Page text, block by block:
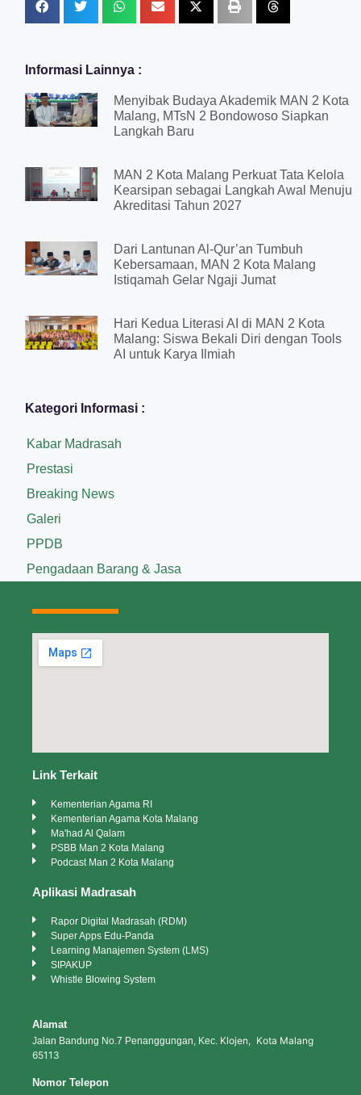
Informasi Lainnya :
Menyibak Budaya Akademik MAN 2 Kota
Malang, MTsN 2 Bondowoso Siapkan
Langkah Baru
MAN 2 Kota Malang Perkuat Tata Kelola
Kearsipan sebagai Langkah Awal Menuju
Akreditasi Tahun 2027
Dari Lantunan Al-Qur’an Tumbuh
Kebersamaan, MAN 2 Kota Malang
Istiqamah Gelar Ngaji Jumat
Hari Kedua Literasi AI di MAN 2 Kota
Malang: Siswa Bekali Diri dengan Tools
AI untuk Karya Ilmiah
Kategori Informasi :
Kabar Madrasah
Prestasi
Breaking News
Galeri
PPDB
Pengadaan Barang & Jasa
Link Terkait
Kementerian Agama RI
Kementerian Agama Kota Malang
Ma'had Al Qalam
PSBB Man 2 Kota Malang
Podcast Man 2 Kota Malang
Aplikasi Madrasah
Rapor Digital Madrasah (RDM)
Super Apps Edu-Panda
Learning Manajemen System (LMS)
SIPAKUP
Whistle Blowing System
Alamat
Jalan Bandung No.7 Penanggungan, Kec. Klojen, Kota Malang
65113
Nomor Telepon